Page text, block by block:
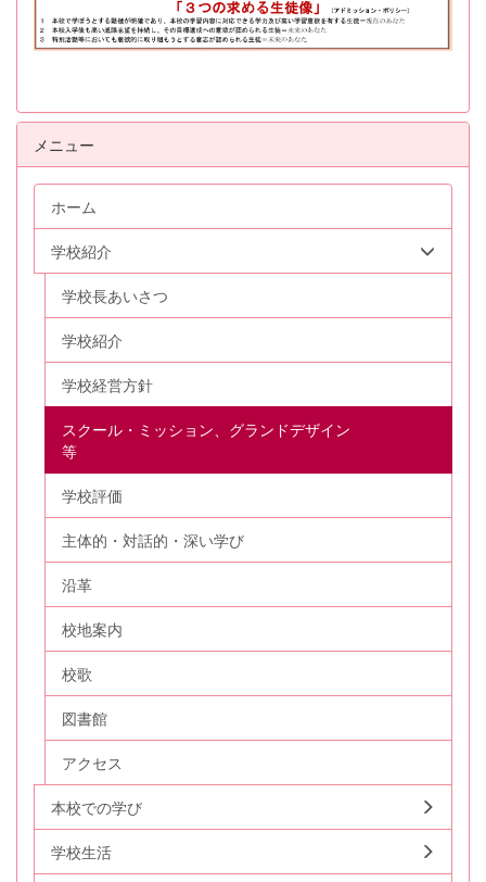
メニュー
ホーム
学校紹介
学校長あいさつ
学校紹介
学校経営方針
スクール・ミッション、グランドデザイン
等
学校評価
主体的・対話的・深い学び
沿革
校地案内
校歌
図書館
アクセス
本校での学び
学校生活